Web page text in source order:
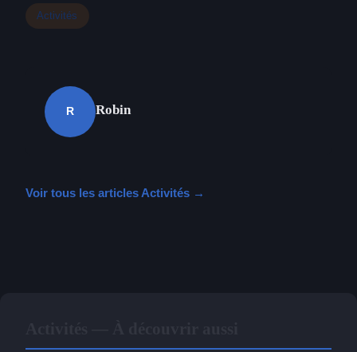
Activités
R Robin
Voir tous les articles Activités →